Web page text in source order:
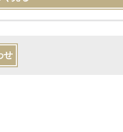
せ